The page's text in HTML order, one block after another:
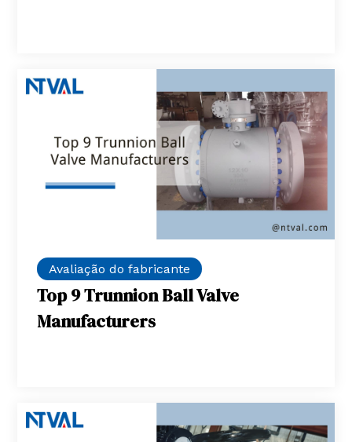
Avaliação do fabricante
Top 9 Trunnion Ball Valve
Manufacturers